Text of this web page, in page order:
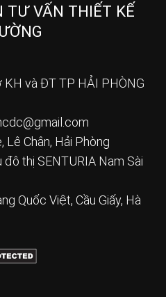
TƯ VẤN THIẾT KẾ
và ĐT TP HẢI PHÒNG
Lê Chân, Hải Phòng
đô thị SENTURIA Nam Sài
Quốc Việt, Cầu Giấy, Hà